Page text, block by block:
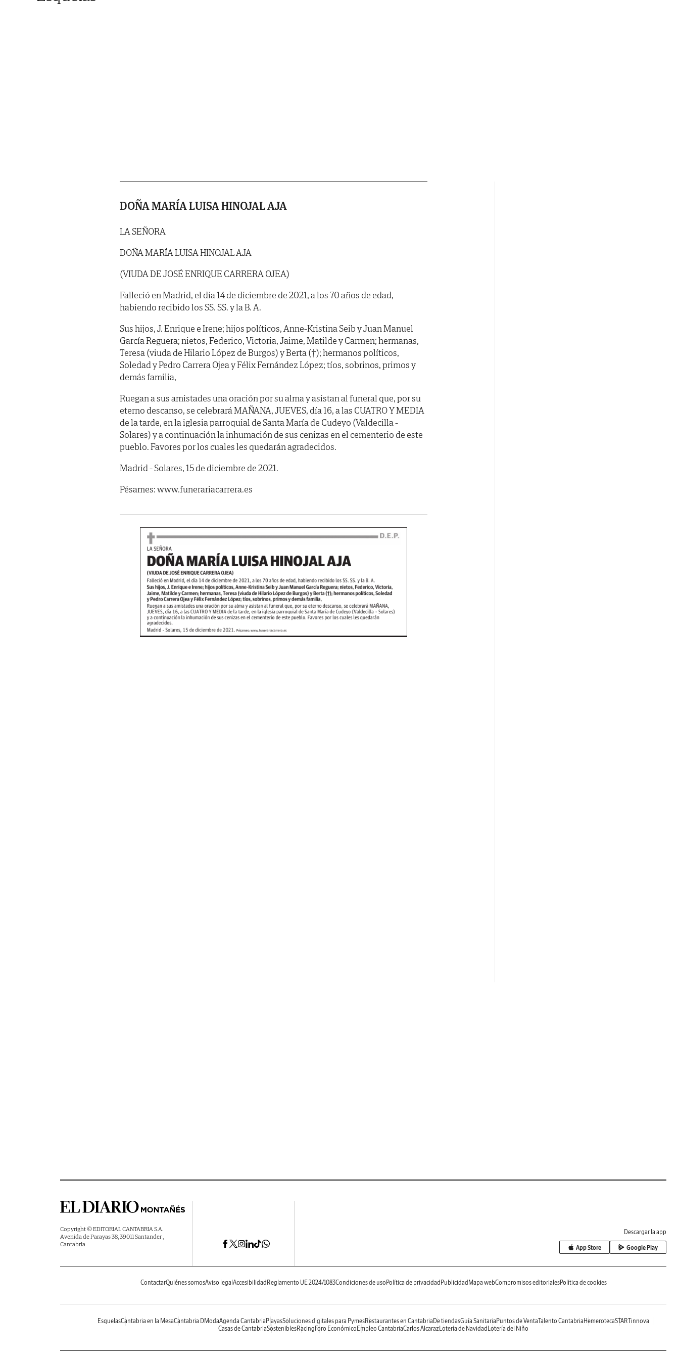
DOÑA MARÍA LUISA HINOJAL AJA
LA SEÑORA
DOÑA MARÍA LUISA HINOJAL AJA
(VIUDA DE JOSÉ ENRIQUE CARRERA OJEA)
Falleció en Madrid, el día 14 de diciembre de 2021, a los 70 años de edad,
habiendo recibido los SS. SS. y la B. A.
Sus hijos, J. Enrique e Irene; hijos políticos, Anne-Kristina Seib y Juan Manuel
García Reguera; nietos, Federico, Victoria, Jaime, Matilde y Carmen; hermanas,
Teresa (viuda de Hilario López de Burgos) y Berta (†); hermanos políticos,
Soledad y Pedro Carrera Ojea y Félix Fernández López; tíos, sobrinos, primos y
demás familia,
Ruegan a sus amistades una oración por su alma y asistan al funeral que, por su
eterno descanso, se celebrará MAÑANA, JUEVES, día 16, a las CUATRO Y MEDIA
de la tarde, en la iglesia parroquial de Santa María de Cudeyo (Valdecilla -
Solares) y a continuación la inhumación de sus cenizas en el cementerio de este
pueblo. Favores por los cuales les quedarán agradecidos.
Madrid - Solares, 15 de diciembre de 2021.
Pésames: www.funerariacarrera.es
Copyright © EDITORIAL CANTABRIA S.A.
Avenida de Parayas 38, 39011 Santander ,
Cantabria
Descargar la app
App Store Google Play
ContactarQuiénes somosAviso legal Accesibilidad Reglamento UE 2024/1083Condiciones de uso Política de privacidad Publicidad Mapa webCompromisos editorialesPolítica de cookies
EsquelasCantabria en la MesaCantabria DModaAgenda Cantabria PlayasSoluciones digitales para PymesRestaurantes en Cantabria De tiendasGuía Sanitaria Puntos de VentaTalento Cantabria HemerotecaSTARTinnova
Casas de CantabriaSosteniblesRacing Foro Económico Empleo CantabriaCarlos AlcarazLotería de Navidad Lotería del Niño